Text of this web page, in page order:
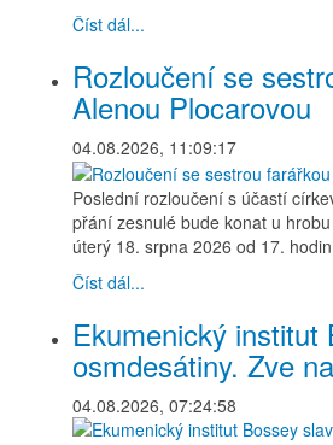
Číst dál...
Rozloučení se
Alenou Plocarovou
04.08.2026, 11:09:17
Poslední rozloučení s účastí
přání zesnulé bude konat u
úterý 18. srpna 2026 od 17.
Číst dál...
Ekumenický institut
osmdesátiny. Zve
04.08.2026, 07:24:58